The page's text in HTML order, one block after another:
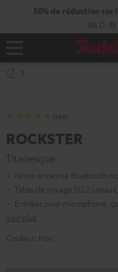
Page
(488)
ROCKSTER
Titanesque
Notre enceinte Bluetooth
Table de mixage DJ 2
Entrées pour microphone,
Voir plus
Couleur: Noir